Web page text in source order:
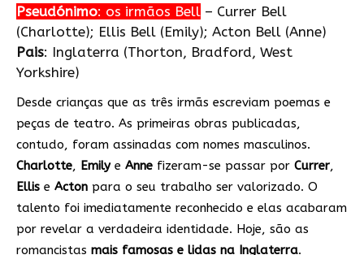
Pseudónimo: os irmãos Bell – Currer Bell
(Charlotte); Ellis Bell (Emily); Acton Bell (Anne)
Pais: Inglaterra (Thorton, Bradford, West
Yorkshire)
Desde crianças que as três irmãs escreviam poemas e
peças de teatro. As primeiras obras publicadas,
contudo, foram assinadas com nomes masculinos.
Charlotte, Emilye Anne fizeram-se passar por Currer,
Ellis e Acton para o seu trabalho ser valorizado. O
talento foi imediatamente reconhecido e elas acabaram
por revelar a verdadeira identidade. Hoje, são as
romancistas mais famosas e lidas na Inglaterra.